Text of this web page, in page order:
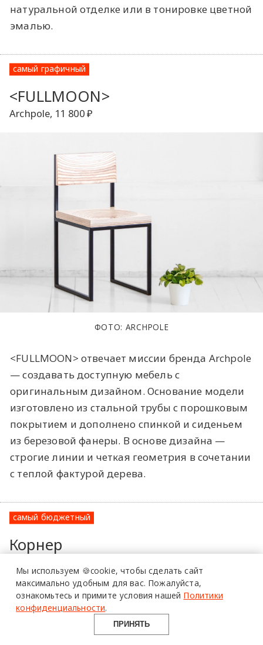
натуральной отделке или в тонировке цветной
эмалью.
самый графичный
<FULLMOON>
Archpole, 11 800 ₽
ФОТО: ARCHPOLE
<FULLMOON> отвечает миссии бренда Archpole
— создавать доступную мебель с
оригинальным дизайном. Основание модели
изготовлено из стальной трубы с порошковым
покрытием и дополнено спинкой и сиденьем
из березовой фанеры. В основе дизайна —
строгие линии и четкая геометрия в сочетании
с теплой фактурой дерева.
самый бюджетный
Корнер
и архитектуру
в Telegram канале
Design Mate
Мы используем 🍪cookie, чтобы сделать сайт
максимально удобным для вас. Пожалуйста,
ознакомьтесь и примите условия нашей Политики
конфиденциальности.
ПРИНЯТЬ